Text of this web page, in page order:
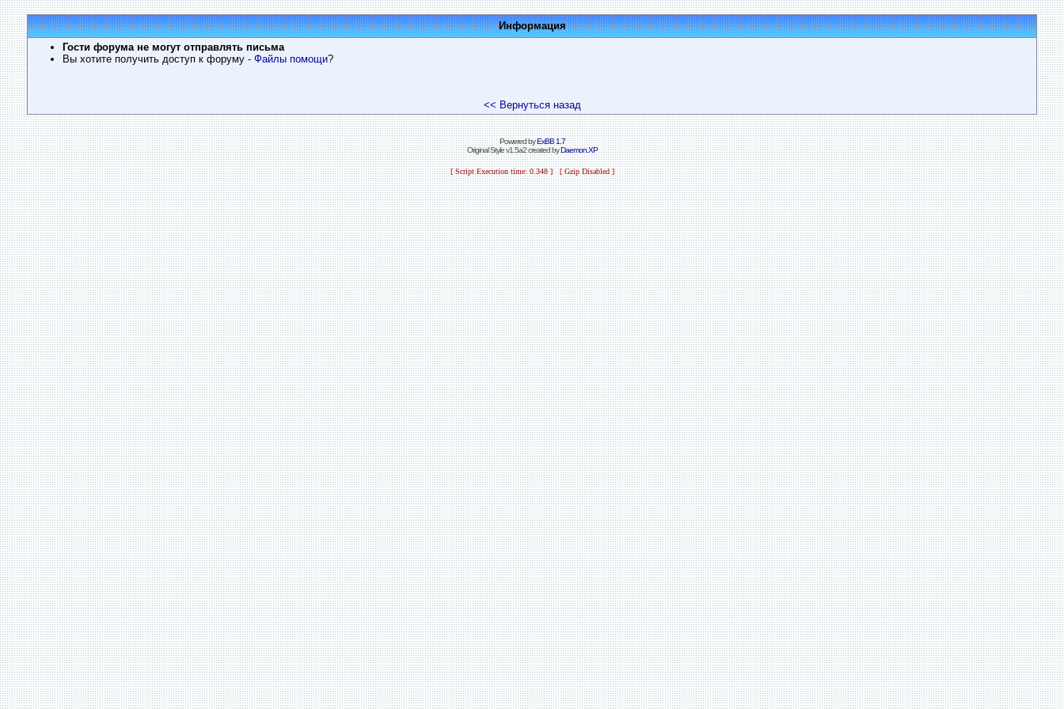
Информация
Гости форума не могут отправлять письма
Вы хотите получить доступ к форуму - Файлы помощи?
<< Вернуться назад
Powered byExBB 1.7
Original Style v1.5a2 created byDaemon.XP
[ Script Execution time: 0.348 ] [ Gzip Disabled ]